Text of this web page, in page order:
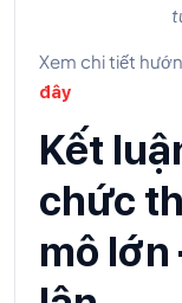
Xem chi tiết
đây
Kết
chức
mô lớn